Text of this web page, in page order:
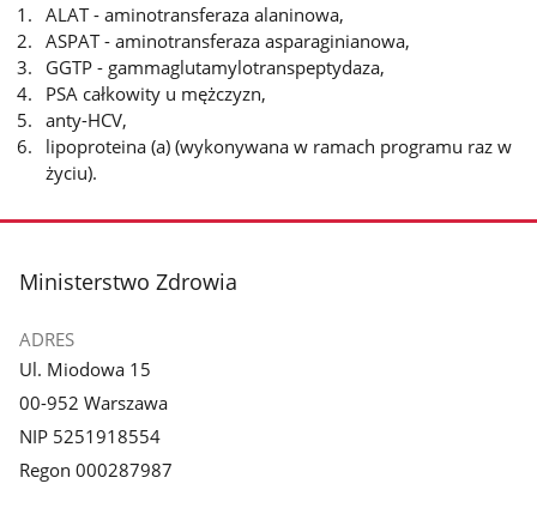
ALAT - aminotransferaza alaninowa,
ASPAT - aminotransferaza asparaginianowa,
GGTP - gammaglutamylotranspeptydaza,
PSA całkowity u mężczyzn,
anty-HCV,
lipoproteina (a) (wykonywana w ramach programu raz w
życiu).
stopka
Ministerstwo Zdrowia
ADRES
Ul. Miodowa 15
00-952 Warszawa
NIP 5251918554
Regon 000287987